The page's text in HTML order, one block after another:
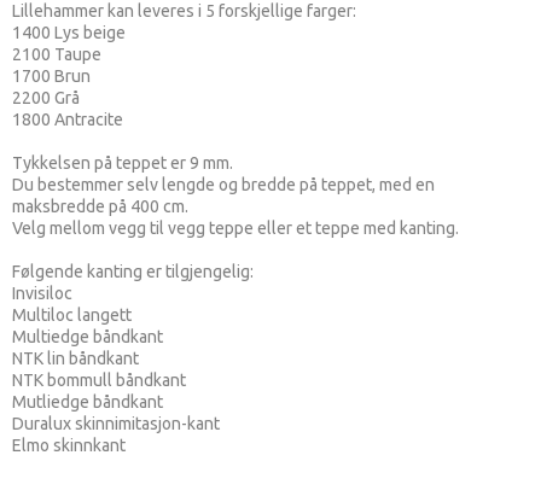
Lillehammer kan leveres i 5 forskjellige farger:
1400 Lys beige
2100 Taupe
1700 Brun
2200 Grå
1800 Antracite
Tykkelsen på teppet er 9 mm.
Du bestemmer selv lengde og bredde på teppet, med en
maksbredde på 400 cm.
Velg mellom vegg til vegg teppe eller et teppe med kanting.
Følgende kanting er tilgjengelig:
Invisiloc
Multiloc langett
Multiedge båndkant
NTK lin båndkant
NTK bommull båndkant
Mutliedge båndkant
Duralux skinnimitasjon-kant
Elmo skinnkant